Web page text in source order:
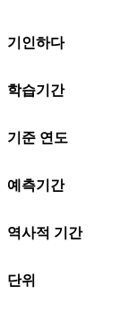
기인하다
학습기간
기준 연도
예측기간
역사적 기간
단위